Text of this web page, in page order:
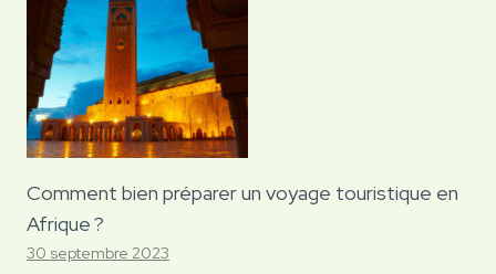
Comment bien préparer un voyage touristique en
Afrique ?
30 septembre 2023